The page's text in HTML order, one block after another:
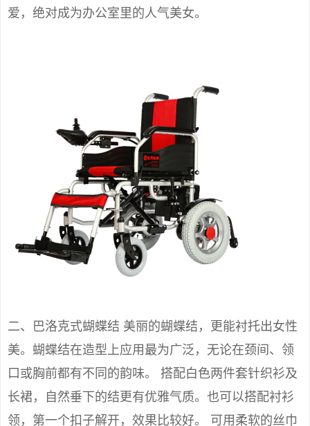
爱，绝对成为办公室里的人气美女。
二、巴洛克式蝴蝶结 美丽的蝴蝶结，更能衬托出女性
美。蝴蝶结在造型上应用最为广泛，无论在颈间、领
口或胸前都有不同的韵味。 搭配白色两件套针织衫及
长裙，自然垂下的结更有优雅气质。也可以搭配衬衫
领，第一个扣子解开，效果比较好。 可用柔软的丝巾